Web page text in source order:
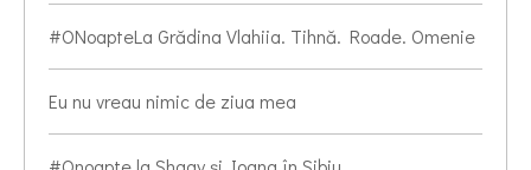
#ONoapteLa Grădina Vlahiia. Tihnă. Roade. Omenie
Eu nu vreau nimic de ziua mea